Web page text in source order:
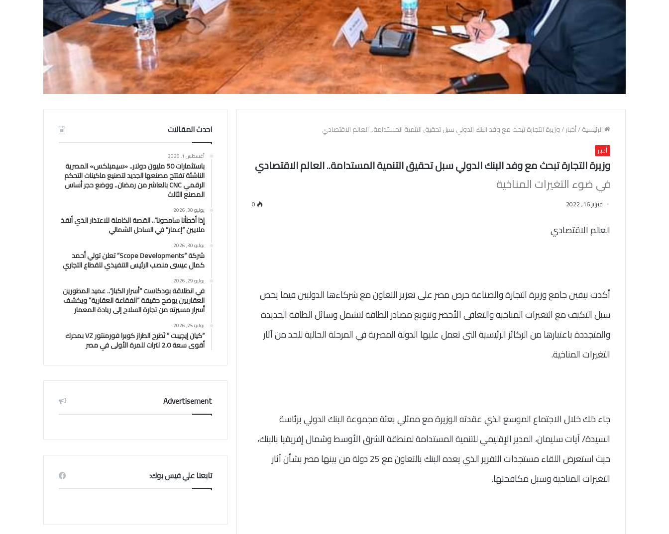
الرئيسية/أخبار /وزيرة التجارة تبحث مع وفد البنك الدولي سبل تحقيق التنمية المستدامة.. العالم الاقتصادي
أخبار
وزيرة التجارة تبحث مع وفد البنك الدولي سبل تحقيق التنمية المستدامة.. العالم الاقتصادي
في ضوء التغيرات المناخية
فبراير 16, 2022 0
العالم الاقتصادي
أكدت نيفين جامع وزيرة التجارة والصناعة حرص مصر على تعزيز التعاون مع شركاءها الدوليين فيما يخص
سبل التكيف مع التغيرات المناخية والتعافى الأخضر وتنويع مصادر الطاقة لتشمل وسائل الطاقة الجديدة
والمتجددة باعتبارها من الركائز الرئيسية التى تعمل عليها الدولة المصرية في المرحلة الحالية للحد من آثار
التغيرات المناخية.
جاء ذلك خلال الاجتماع الموسع الذي عقدته الوزيرة مع ممثلي بعثة مجموعة البنك الدولي برئاسة
السيدة/ آيات سليمان، المدير الإقليمي للتنمية المستدامة لمنطقة الشرق الأوسط وشمال إفريقيا بالبنك،
حيث استعرض اللقاء مستجدات التقرير الذي يعده البنك بالتعاون مع 25 دولة من بينها مصر بشأن آثار
التغيرات المناخية وسبل مكافحتها.
احدث المقالات
أغسطس 1, 2026
باستثمارات 50 مليون دولار.. «سيمبلكس» المصرية
الناشئة تفتتح مصنعها الجديد لتصنيع ماكينات التحكم
الرقمي CNC بالعاشر من رمضان.. ووضع حجر أساس
المصنع الثالث
يوليو 30, 2026
إذا أخطأنا سامحونا”.. القصة الكاملة للاعتذار الذي أنقذ
ملايين “إعمار” في الساحل الشمالي
يوليو 30, 2026
شركة “Scope Developments” تعلن تولي أحمد
كمال عيسى منصب الرئيس التنفيذي للقطاع التجاري
يوليو 29, 2026
في انطلاقة بودكاست “أسرار الكبار”.. عميد المطورين
العقاريين يوضح حقيقة “الفقاعة العقارية” ويكشف
أسرار مسيرته من تجارة السلاح إلى ريادة المعمار
يوليو 25, 2026
“كيان إيچيبت ” تَطرح الطراز كوبرا فورمنتور VZ بمحرك
أقوى سعة 2.0 لترات للمرة الأولى في مصر
Advertisement
تابعنا علي فيس بوك: